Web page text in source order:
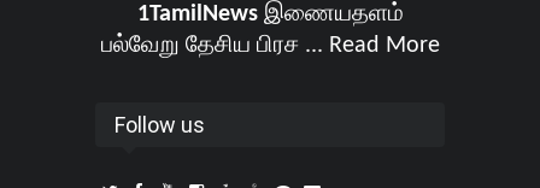
1TamilNewsஇணையதளம்
பல்வேறு தேசிய பிரச ... Read More
Follow us